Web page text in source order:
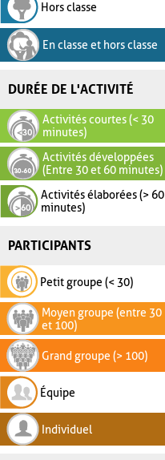
Hors classe
En classe et hors classe
DURÉE DE L'ACTIVITÉ
Activités courtes (< 30
minutes)
Activités développées
(Entre 30 et 60 minutes)
Activités élaborées (> 60
minutes)
PARTICIPANTS
Petit groupe (< 30)
Moyen groupe (entre 30
et 100)
Grand groupe (> 100)
Équipe
Individuel